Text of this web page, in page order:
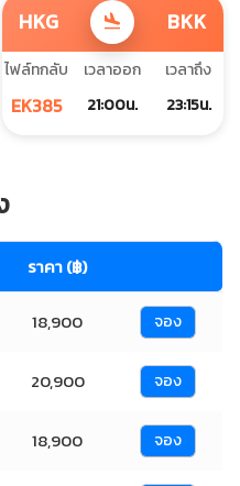
HKG flight_land BKK
ไฟล์ทกลับ
EK385
เวลาออก
21:00น.
เวลาถึง
23:15น.
ราคา (฿)
18,900 จอง
20,900 จอง
18,900 จอง